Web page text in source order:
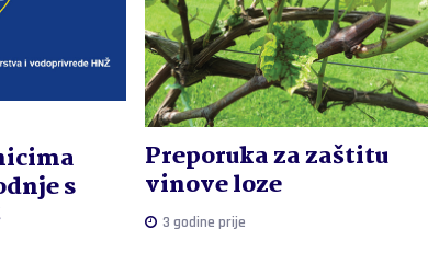
s
Preporuka za zaštitu
vinove loze
3 godine prije